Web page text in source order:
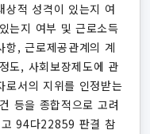
상적 성격이 있는지 여
는지 여부 및 근로소득
항, 근로제공관계의 계
도, 사회보장제도에 관
로서의 지위를 인정받는
등을 종합적으로 고려
94다22859 판결 참